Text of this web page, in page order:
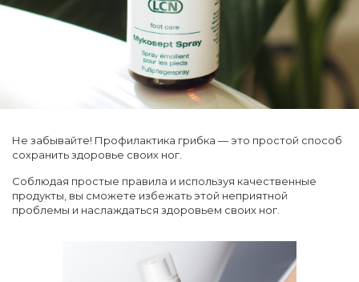
Не забывайте! Профилактика грибка — это простой способ
сохранить здоровье своих ног.
Соблюдая простые правила и используя качественные
продукты, вы сможете избежать этой неприятной
проблемы и наслаждаться здоровьем своих ног.